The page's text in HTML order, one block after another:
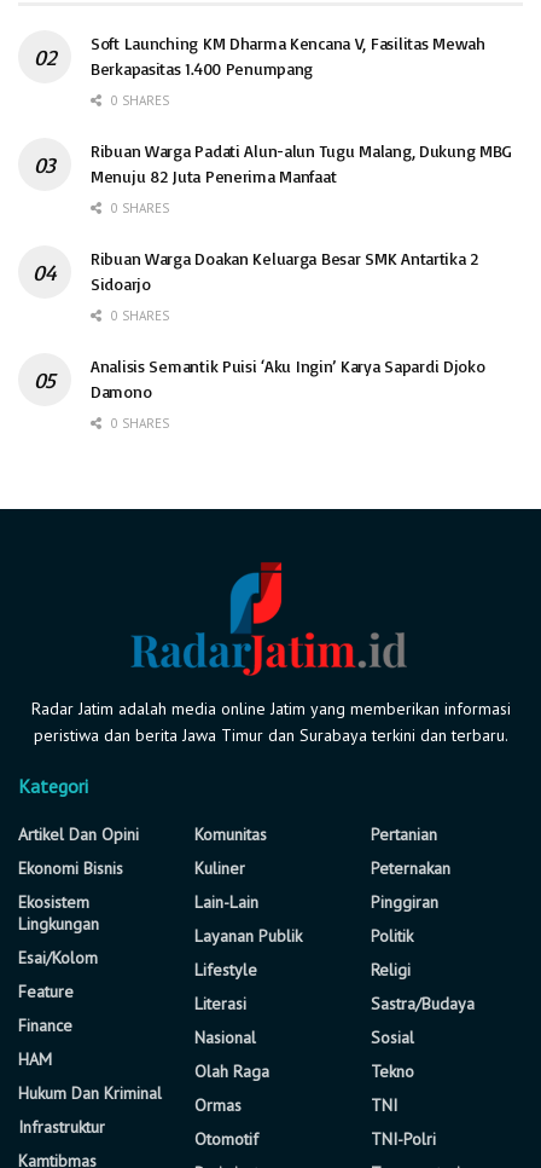
Soft Launching KM Dharma Kencana V, Fasilitas Mewah
Berkapasitas 1.400 Penumpang
0 SHARES
Ribuan Warga Padati Alun-alun Tugu Malang, Dukung MBG
Menuju 82 Juta Penerima Manfaat
0 SHARES
Ribuan Warga Doakan Keluarga Besar SMK Antartika 2
Sidoarjo
0 SHARES
Analisis Semantik Puisi ‘Aku Ingin’ Karya Sapardi Djoko
Damono
0 SHARES
Radar Jatim adalah media online Jatim yang memberikan informasi
peristiwa dan berita Jawa Timur dan Surabaya terkini dan terbaru.
Kategori
Artikel Dan Opini
Ekonomi Bisnis
Ekosistem
Lingkungan
Esai/Kolom
Feature
Finance
HAM
Hukum Dan Kriminal
Infrastruktur
Kamtibmas
Komunitas
Kuliner
Lain-Lain
Layanan Publik
Lifestyle
Literasi
Nasional
Olah Raga
Ormas
Otomotif
Pertanian
Peternakan
Pinggiran
Politik
Religi
Sastra/Budaya
Sosial
Tekno
TNI
TNI-Polri